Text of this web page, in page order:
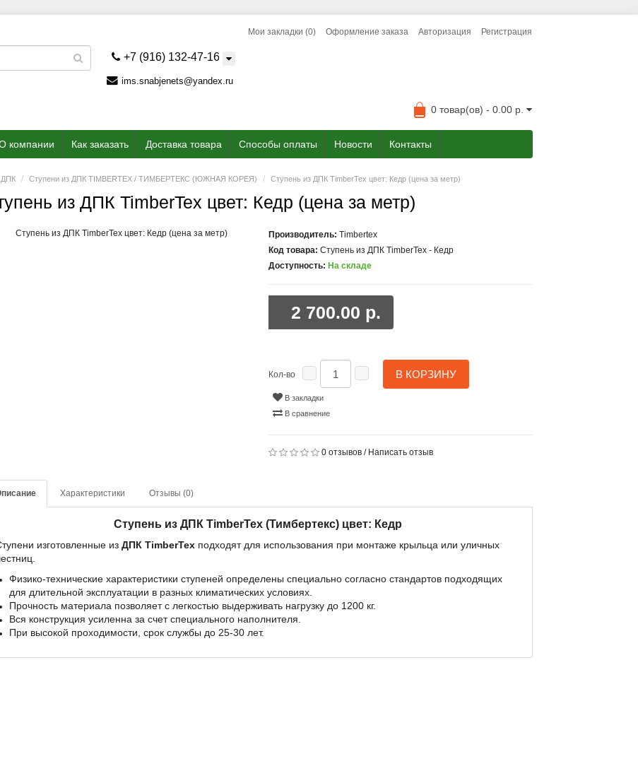
Авторизация Регистрация
Мои закладки (0) Оформление заказа
+7 (916) 132-47-16
ims.snabjenets@yandex.ru
0 товар(ов) - 0.00 р.
компании Как заказать Доставка товара Способы оплаты Новости Контакты
ДПК Ступени из ДПК TIMBERTEX / ТИМБЕРТЕКС (ЮЖНАЯ КОРЕЯ) Ступень из ДПК TimberTex цвет: Кедр (цена за метр)
из ДПК TimberTex цвет: Кедр (цена за метр)
Производитель: Timbertex
Код товара: Ступень из ДПК TimberTex - Кедр
Доступность: На складе
2 700.00 р.
Кол-во В КОРЗИНУ
В закладки
В сравнение
0 отзывов / Написать отзыв
Характеристики Отзывы (0)
Ступень из ДПК TimberTex (Тимбертекс) цвет: Кедр
изготовленные изДПК TimberTex подходят для использования при монтаже крыльца или уличных
Физико-технические характеристики ступеней определены специально согласно стандартов подходящих
для длительной эксплуатации в разных климатических условиях.
Прочность материала позволяет с легкостью выдерживать нагрузку до 1200 кг.
Вся конструкция усиленна за счет специального наполнителя.
При высокой проходимости, срок службы до 25-30 лет.